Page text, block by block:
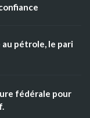
au pétrole, le pari
fédérale pour